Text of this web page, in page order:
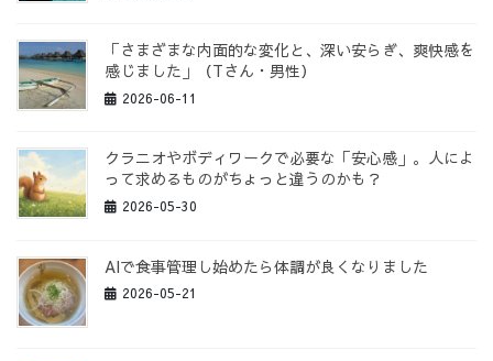
「さまざまな内面的な変化と、深い安らぎ、爽快感を
感じました」（Tさん・男性）
2026-06-11
クラニオやボディワークで必要な「安心感」。人によ
って求めるものがちょっと違うのかも？
2026-05-30
AIで食事管理し始めたら体調が良くなりました
2026-05-21